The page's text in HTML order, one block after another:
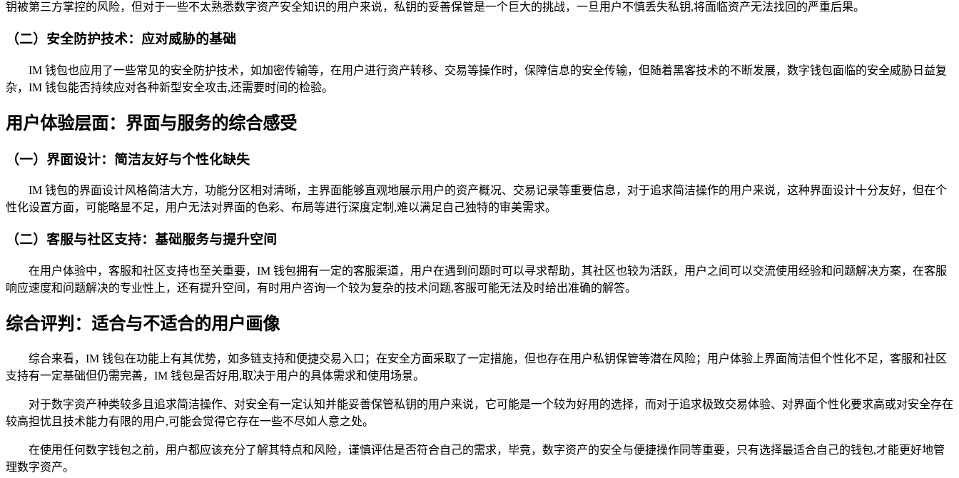
钥被第三方掌控的风险，但对于一些不太熟悉数字资产安全知识的用户来说，私钥的妥善保管是一个巨大的挑战，一旦用户不慎丢失私钥,将面临资产无法找回的严重后果。
（二）安全防护技术：应对威胁的基础
IM 钱包也应用了一些常见的安全防护技术，如加密传输等，在用户进行资产转移、交易等操作时，保障信息的安全传输，但随着黑客技术的不断发展，数字钱包面临的安全威胁日益复
杂，IM 钱包能否持续应对各种新型安全攻击,还需要时间的检验。
用户体验层面：界面与服务的综合感受
（一）界面设计：简洁友好与个性化缺失
IM 钱包的界面设计风格简洁大方，功能分区相对清晰，主界面能够直观地展示用户的资产概况、交易记录等重要信息，对于追求简洁操作的用户来说，这种界面设计十分友好，但在个
性化设置方面，可能略显不足，用户无法对界面的色彩、布局等进行深度定制,难以满足自己独特的审美需求。
（二）客服与社区支持：基础服务与提升空间
在用户体验中，客服和社区支持也至关重要，IM 钱包拥有一定的客服渠道，用户在遇到问题时可以寻求帮助，其社区也较为活跃，用户之间可以交流使用经验和问题解决方案，在客服
响应速度和问题解决的专业性上，还有提升空间，有时用户咨询一个较为复杂的技术问题,客服可能无法及时给出准确的解答。
综合评判：适合与不适合的用户画像
综合来看，IM 钱包在功能上有其优势，如多链支持和便捷交易入口；在安全方面采取了一定措施，但也存在用户私钥保管等潜在风险；用户体验上界面简洁但个性化不足，客服和社区
支持有一定基础但仍需完善，IM 钱包是否好用,取决于用户的具体需求和使用场景。
对于数字资产种类较多且追求简洁操作、对安全有一定认知并能妥善保管私钥的用户来说，它可能是一个较为好用的选择，而对于追求极致交易体验、对界面个性化要求高或对安全存在
较高担忧且技术能力有限的用户,可能会觉得它存在一些不尽如人意之处。
在使用任何数字钱包之前，用户都应该充分了解其特点和风险，谨慎评估是否符合自己的需求，毕竟，数字资产的安全与便捷操作同等重要，只有选择最适合自己的钱包,才能更好地管
理数字资产。